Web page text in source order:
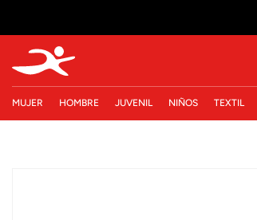
MUJER HOMBRE JUVENIL NIÑOS TEXTIL